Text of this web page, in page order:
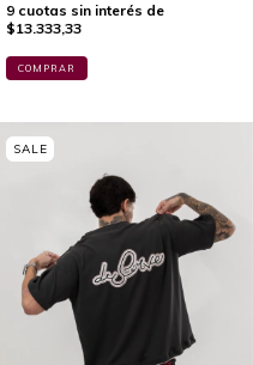
9 cuotas sin interés de
$13.333,33
COMPRAR